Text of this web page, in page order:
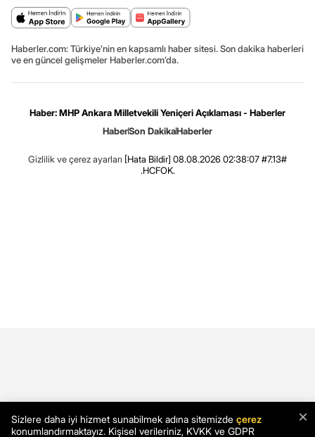
Haberler.com: Türkiye’nin en kapsamlı haber sitesi. Son dakika haberleri
ve en güncel gelişmeler Haberler.com’da.
Haber: MHP Ankara Milletvekili Yeniçeri Açıklaması - Haberler
HaberSon DakikaHaberler
Gizlilik ve çerez ayarları [Hata Bildir] 08.08.2026 02:38:07 #7.13#
.HCFOK.
×
Sizlere daha iyi hizmet sunabilmek adına sitemizde çerez
konumlandırmaktayız. Kişisel verileriniz, KVKK ve GDPR